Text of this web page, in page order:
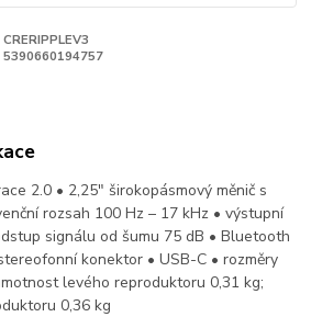
CRERIPPLEV3
5390660194757
2.0 • 2,25" širokopásmový měnič s
rozsah 100 Hz – 17 kHz • výstupní
signálu od šumu 75 dB • Bluetooth
konektor • USB-C • rozměry
levého reproduktoru 0,31 kg;
0,36 kg